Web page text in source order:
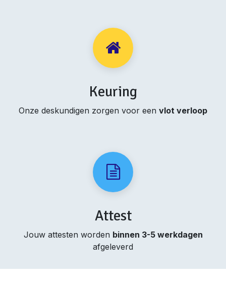
Keuring
Onze deskundigen zorgen voor een vlot verloop
Attest
Jouw attesten worden binnen 3-5 werkdagen
afgeleverd